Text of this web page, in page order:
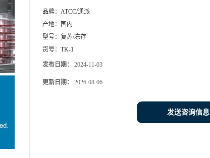
品牌： ATCC/通派
产地：
国内
型号： 复苏/冻存
货号： TK-1
发布日期： 2024-11-03
更新日期： 2026-08-06
发送咨询信息